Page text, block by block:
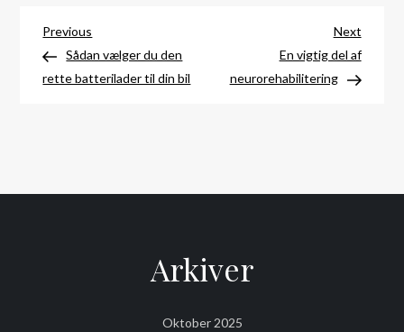
Indlægsnavigation
Previous
Post
Previous
Sådan vælger du den
rette batterilader til din bil
Next
Post
Next
En vigtig del af
neurorehabilitering
Arkiver
Oktober 2025